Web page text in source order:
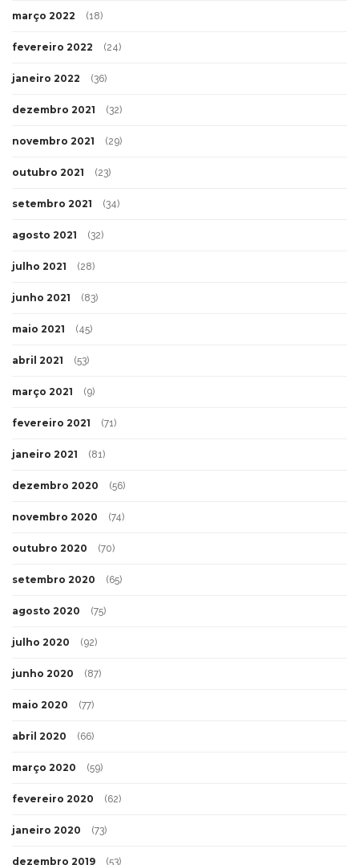
março 2022 (18)
fevereiro 2022 (24)
janeiro 2022 (36)
dezembro 2021 (32)
novembro 2021 (29)
outubro 2021 (23)
setembro 2021 (34)
agosto 2021 (32)
julho 2021 (28)
junho 2021 (83)
maio 2021 (45)
abril 2021 (53)
março 2021 (9)
fevereiro 2021 (71)
janeiro 2021 (81)
dezembro 2020 (56)
novembro 2020 (74)
outubro 2020 (70)
setembro 2020 (65)
agosto 2020 (75)
julho 2020 (92)
junho 2020 (87)
maio 2020 (77)
abril 2020 (66)
março 2020 (59)
fevereiro 2020 (62)
janeiro 2020 (73)
dezembro 2019 (53)